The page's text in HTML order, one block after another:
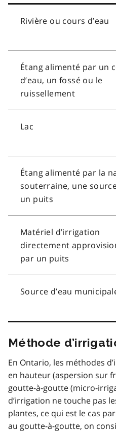
Rivière ou cours d’eau
Étang alimenté par un
d’eau, un fossé ou le
ruissellement
Lac
Étang alimenté par la
souterraine, une
un puits
Matériel d’irrigation
directement
par un puits
Source d’eau
Méthode
En Ontario, les méthodes
en hauteur (aspersion sur
goutte-à-goutte (micro-
d’irrigation ne touche pas
plantes, ce qui est le cas
au goutte-à-goutte, on